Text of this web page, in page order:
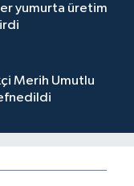
yumurta üretim
Merih Umutlu